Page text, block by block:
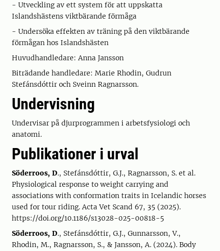
- Utveckling av ett system för att uppskatta
Islandshästens viktbärande förmåga
- Undersöka effekten av träning på den viktbärande
förmågan hos Islandshästen
Huvudhandledare: Anna Jansson
Biträdande handledare: Marie Rhodin, Gudrun
Stefánsdóttir och Sveinn Ragnarsson.
Undervisning
Undervisar på djurprogrammen i arbetsfysiologi och
anatomi.
Publikationer i urval
Söderroos, D., Stefánsdóttir, G.J., Ragnarsson, S. et al.
Physiological response to weight carrying and
associations with conformation traits in Icelandic horses
used for tour riding. Acta Vet Scand 67, 35 (2025).
https://doi.org/10.1186/s13028-025-00818-5
Söderroos, D., Stefánsdóttir, G.J., Gunnarsson, V.,
Rhodin, M., Ragnarsson, S., & Jansson, A. (2024). Body